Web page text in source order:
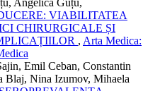
Angelica Guțu,
VIABILITATEA
CHIRURGICALE ȘI
, Arta Medica:
Emil Ceban, Constantin
Blaj, Nina Izumov, Mihaela